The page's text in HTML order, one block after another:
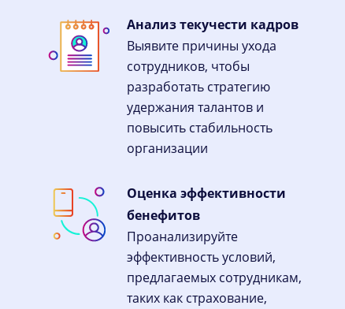
Анализ текучести кадров
Выявите причины ухода
сотрудников, чтобы
разработать стратегию
удержания талантов и
повысить стабильность
организации
Оценка эффективности
бенефитов
Проанализируйте
эффективность условий,
предлагаемых сотрудникам,
таких как страхование,